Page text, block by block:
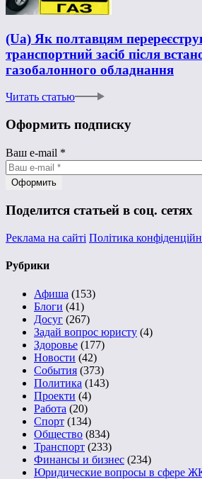
(Ua) Як полтавцям
транспортний засіб після
газобалонного обладнання
Читать статью
Оформить подписку
Ваш e-mail *
Поделится статьей в соц. сетях
Реклама на сайті Політика
Рубрики
Афиша (153)
Блоги (41)
Досуг (267)
Задай вопрос юристу (4)
Здоровье (177)
Новости (42)
События (373)
Политика (143)
Проекти (4)
Работа (20)
Спорт (134)
Общество (834)
Транспорт (233)
Финансы и бизнес (234)
Юридические вопросы в сфере